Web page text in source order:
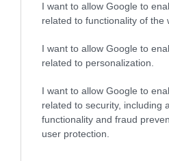
I want to allow Google to
related to functionality of the
I want to allow Google to
related to personalization.
I want to allow Google to
related to security, including
functionality and fraud
user protection.